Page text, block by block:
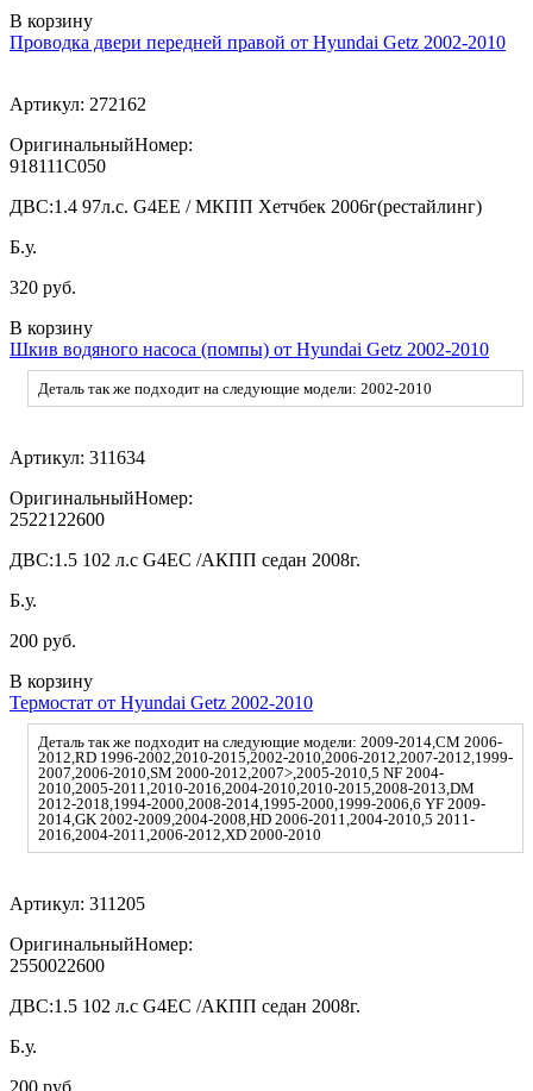
В корзину
Проводка двери передней правой от Hyundai Getz 2002-2010
Артикул: 272162
ОригинальныйНомер:
918111C050
ДВС:1.4 97л.с. G4EE / МКПП Хетчбек 2006г(рестайлинг)
Б.у.
320 руб.
В корзину
Шкив водяного насоса (помпы) от Hyundai Getz 2002-2010
Деталь так же подходит на следующие модели: 2002-2010
Артикул: 311634
ОригинальныйНомер:
2522122600
ДВС:1.5 102 л.с G4EC /АКПП седан 2008г.
Б.у.
200 руб.
В корзину
Термостат от Hyundai Getz 2002-2010
Деталь так же подходит на следующие модели: 2009-2014,CM 2006-
2012,RD 1996-2002,2010-2015,2002-2010,2006-2012,2007-2012,1999-
2007,2006-2010,SM 2000-2012,2007>,2005-2010,5 NF 2004-
2010,2005-2011,2010-2016,2004-2010,2010-2015,2008-2013,DM
2012-2018,1994-2000,2008-2014,1995-2000,1999-2006,6 YF 2009-
2014,GK 2002-2009,2004-2008,HD 2006-2011,2004-2010,5 2011-
2016,2004-2011,2006-2012,XD 2000-2010
Артикул: 311205
ОригинальныйНомер:
2550022600
ДВС:1.5 102 л.с G4EC /АКПП седан 2008г.
Б.у.
200 руб.